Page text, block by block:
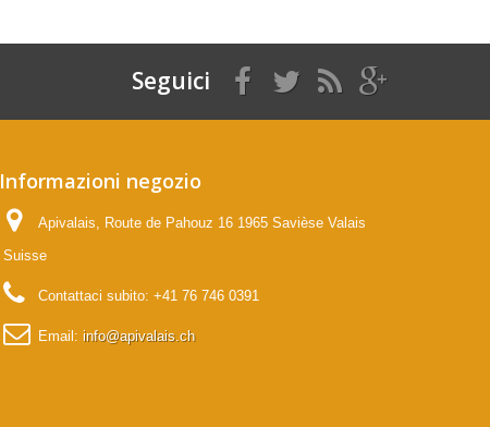
Seguici
Informazioni negozio
Apivalais, Route de Pahouz 16 1965 Savièse Valais
Suisse
Contattaci subito: +41 76 746 0391
Email: info@apivalais.ch